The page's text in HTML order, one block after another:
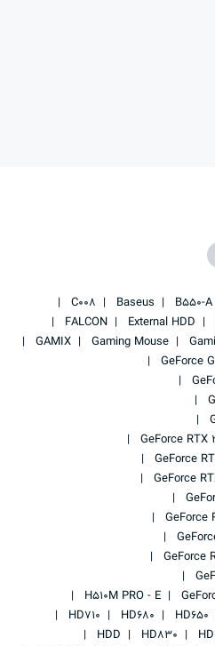
B550-
Baseus
C008
External HDD
FALCON
Gaming Mouse
GAMIX
GeForce
GeForce RTX
GeForce
GeForce
GeForce
GeForce
H510M PRO - E
HD650
HD680
HD710
HD830
HDD